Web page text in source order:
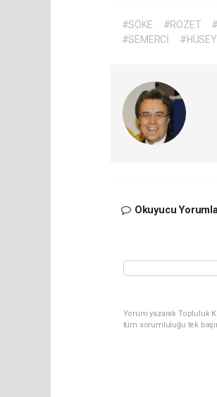
#SÖKE #ROZET
#SEMERCİ
Okuyucu
Yorum yazarak Topluluk
tüm sorumluluğu tek